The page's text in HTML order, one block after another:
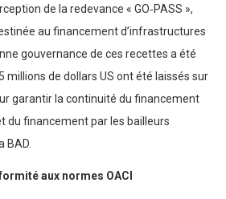
de la redevance « GO‑PASS »,
au financement d’infrastructures
gouvernance de ces recettes a été
millions de dollars US ont été laissés sur
garantir la continuité du financement
du financement par les bailleurs
BAD.
aux normes OACI